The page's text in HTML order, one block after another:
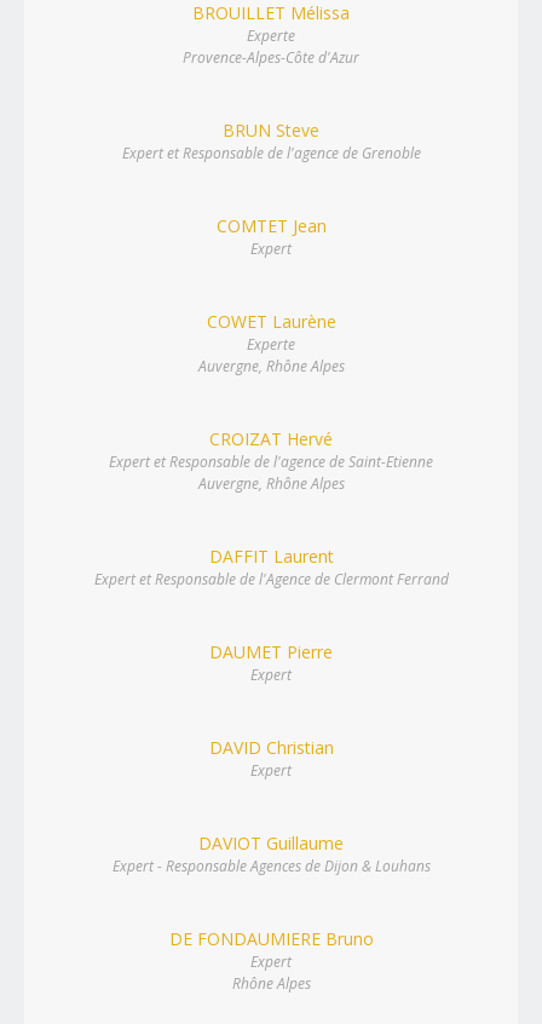
BROUILLET Mélissa
Experte
Provence-Alpes-Côte d'Azur
BRUN Steve
Expert et Responsable de l'agence de Grenoble
COMTET Jean
Expert
COWET Laurène
Experte
Auvergne, Rhône Alpes
CROIZAT Hervé
Expert et Responsable de l'agence de Saint-Etienne
Auvergne, Rhône Alpes
DAFFIT Laurent
Expert et Responsable de l'Agence de Clermont Ferrand
DAUMET Pierre
Expert
DAVID Christian
Expert
DAVIOT Guillaume
Expert - Responsable Agences de Dijon & Louhans
DE FONDAUMIERE Bruno
Expert
Rhône Alpes